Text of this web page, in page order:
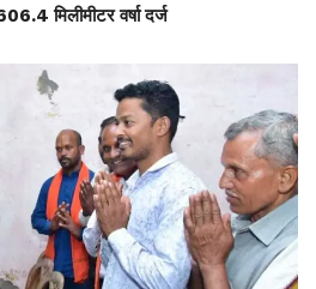
मिलीमीटर वर्षा दर्ज